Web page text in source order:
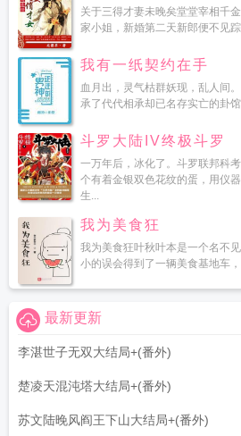
关于三得才妻未晚矣堂堂宰相千
家小姐，新婚第二天新郎便不见
我有一纸契约在手
血月出，灵气枯群妖现，乱人间
承了代代相承却已名存实亡的卦
斗罗大陆IV终极斗罗
一万年后，冰化了。斗罗联邦科
个有着金银双色花纹的蛋，用仪
生...
我为美食狂
我为美食狂叶秋叶本是一个名不
小的误会得到了一辆美食基地车
最新更新
李湛世子无双大结局+(番外)
楚凌天混沌塔大结局+(番外)
苏文陆晚风阎王下山大结局+(番外)